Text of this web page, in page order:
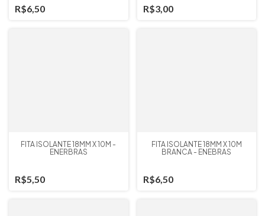
R$6,50 R$3,00
FITA ISOLANTE 18MM X 10M -
ENERBRAS
R$5,50
FITA ISOLANTE 18MM X 10M
BRANCA - ENEBRAS
R$6,50